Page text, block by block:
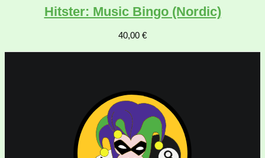
Hitster: Music Bingo (Nordic)
40,00 €